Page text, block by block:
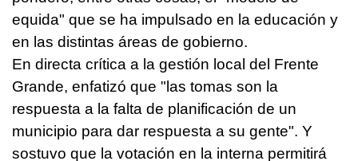
equida" que se ha impulsado en la educación y
en las distintas áreas de gobierno.
En directa crítica a la gestión local del Frente
Grande, enfatizó que "las tomas son la
respuesta a la falta de planificación de un
municipio para dar respuesta a su gente". Y
sostuvo que la votación en la interna permitirá